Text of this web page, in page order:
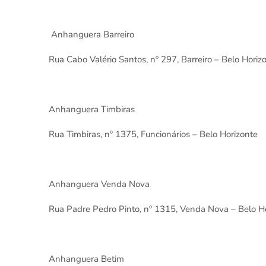
Anhanguera Barreiro
Rua Cabo Valério Santos, nº 297, Barreiro – Belo
Anhanguera Timbiras
Rua Timbiras, nº 1375, Funcionários – Belo Horizonte
Anhanguera Venda Nova
Rua Padre Pedro Pinto, nº 1315, Venda Nova – Belo
Anhanguera Betim